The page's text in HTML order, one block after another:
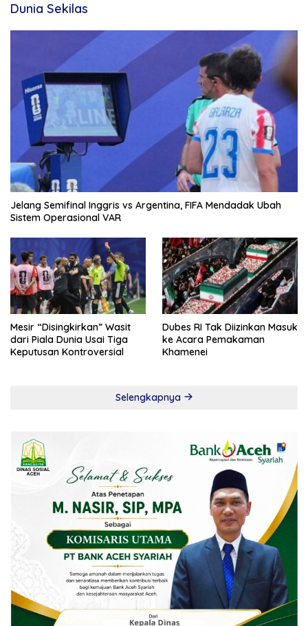
Dunia Sekilas
Jelang Semifinal Inggris vs Argentina, FIFA Mendadak Ubah
Sistem Operasional VAR
Mesir “Disingkirkan” Wasit
dari Piala Dunia Usai Tiga
Keputusan Kontroversial
Dubes RI Tak Diizinkan Masuk
ke Acara Pemakaman
Khamenei
Selengkapnya